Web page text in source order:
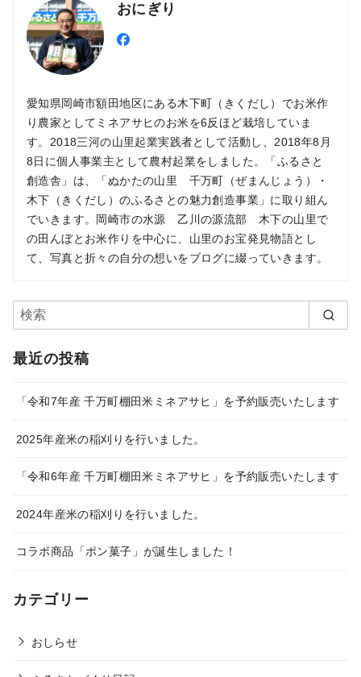
おにぎり
愛知県岡崎市額田地区にある木下町（きくだし）でお米作
り農家としてミネアサヒのお米を6反ほど栽培していま
す。2018三河の山里起業実践者として活動し、2018年8月
8日に個人事業主として農村起業をしました。「ふるさと
創造舎」は、「ぬかたの山里 千万町（ぜまんじょう）・
木下（きくだし）のふるさとの魅力創造事業」に取り組ん
でいきます。岡崎市の水源 乙川の源流部 木下の山里で
の田んぼとお米作りを中心に、山里のお宝発見物語とし
て、写真と折々の自分の想いをブログに綴っていきます。
最近の投稿
「令和7年産 千万町棚田米ミネアサヒ」を予約販売いたします
2025年産米の稲刈りを行いました。
「令和6年産 千万町棚田米ミネアサヒ」を予約販売いたします
2024年産米の稲刈りを行いました。
コラボ商品「ポン菓子」が誕生しました！
カテゴリー
おしらせ